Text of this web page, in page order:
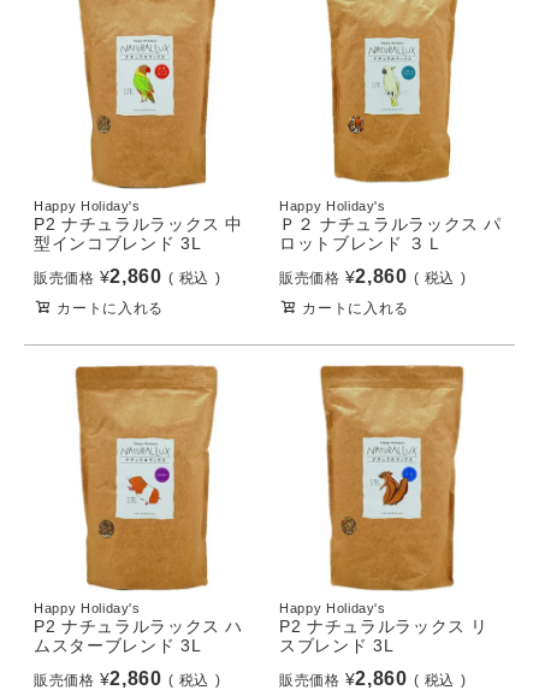
Happy Holiday's
P2 ナチュラルラックス 中
型インコブレンド 3L
販売価格 ¥2,860
税込
カートに入れる
Happy Holiday's
Ｐ２ ナチュラルラックス パ
ロットブレンド ３Ｌ
販売価格 ¥2,860
税込
カートに入れる
Happy Holiday's
P2 ナチュラルラックス ハ
ムスターブレンド 3L
販売価格 ¥2,860
税込
Happy Holiday's
P2 ナチュラルラックス リ
スブレンド 3L
販売価格 ¥2,860
税込